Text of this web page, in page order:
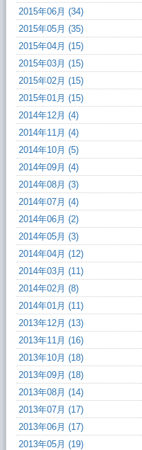
2015年06月 (34)
2015年05月 (35)
2015年04月 (15)
2015年03月 (15)
2015年02月 (15)
2015年01月 (15)
2014年12月 (4)
2014年11月 (4)
2014年10月 (5)
2014年09月 (4)
2014年08月 (3)
2014年07月 (4)
2014年06月 (2)
2014年05月 (3)
2014年04月 (12)
2014年03月 (11)
2014年02月 (8)
2014年01月 (11)
2013年12月 (13)
2013年11月 (16)
2013年10月 (18)
2013年09月 (18)
2013年08月 (14)
2013年07月 (17)
2013年06月 (17)
2013年05月 (19)